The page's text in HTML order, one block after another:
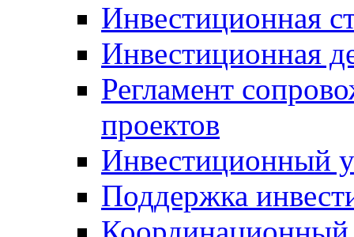
Инвестиционная
Инвестиционная
Регламент
проектов
Инвестиционный
Поддержка